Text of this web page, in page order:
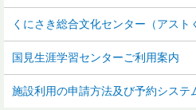
くにさき総合文化センター（アスト
国見生涯学習センターご利用案内
施設利用の申請方法及び予約システ